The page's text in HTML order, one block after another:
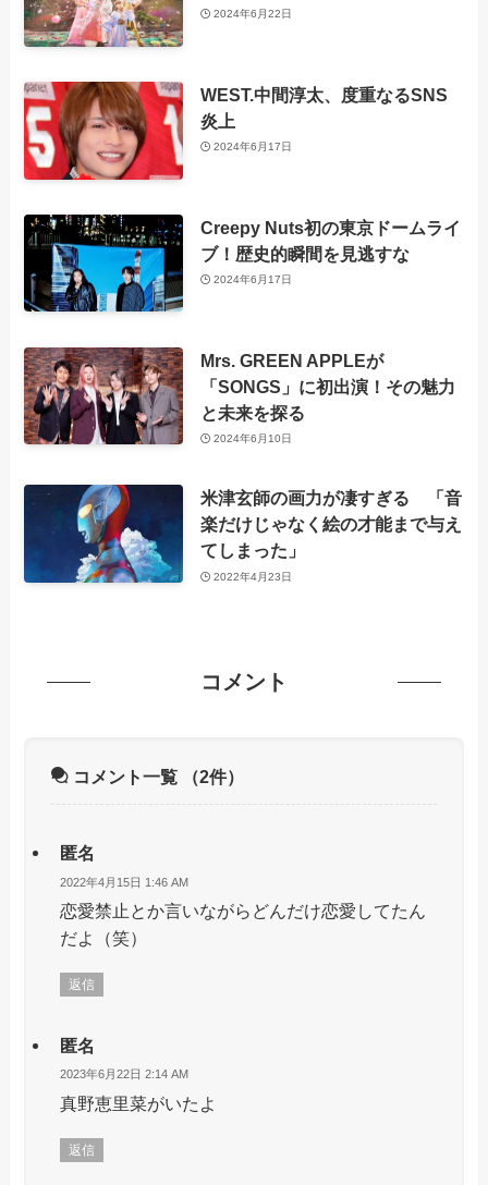
2024年6月22日
WEST.中間淳太、度重なるSNS
炎上
2024年6月17日
Creepy Nuts初の東京ドームライ
ブ！歴史的瞬間を見逃すな
2024年6月17日
Mrs. GREEN APPLEが
「SONGS」に初出演！その魅力
と未来を探る
2024年6月10日
米津玄師の画力が凄すぎる 「音
楽だけじゃなく絵の才能まで与え
てしまった」
2022年4月23日
コメント
コメント一覧 （2件）
匿名
2022年4月15日 1:46 AM
恋愛禁止とか言いながらどんだけ恋愛してたん
だよ（笑）
返信
匿名
2023年6月22日 2:14 AM
真野恵里菜がいたよ
返信